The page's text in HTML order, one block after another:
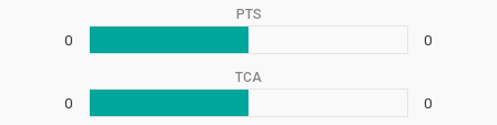
PTS
0 0
TCA
0 0